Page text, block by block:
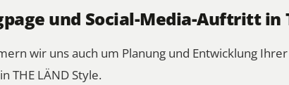
und Social-Media-Auftritt in
wir uns auch um Planung und Entwicklung
THE LÄND Style.